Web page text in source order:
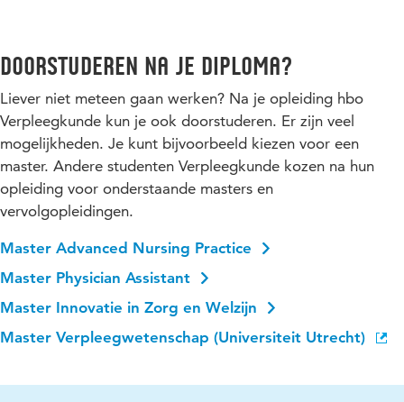
Doorstuderen na je diploma?
Liever niet meteen gaan werken? Na je opleiding hbo
Verpleegkunde kun je ook doorstuderen. Er zijn veel
mogelijkheden. Je kunt bijvoorbeeld kiezen voor een
master. Andere studenten Verpleegkunde kozen na hun
opleiding voor onderstaande masters en
vervolgopleidingen.
Master Advanced Nursing Practice
Master Physician Assistant
Master Innovatie in Zorg en Welzijn
Master Verpleegwetenschap (Universiteit Utrecht)